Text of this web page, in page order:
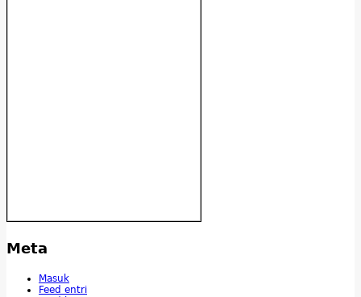
Meta
Masuk
Feed entri